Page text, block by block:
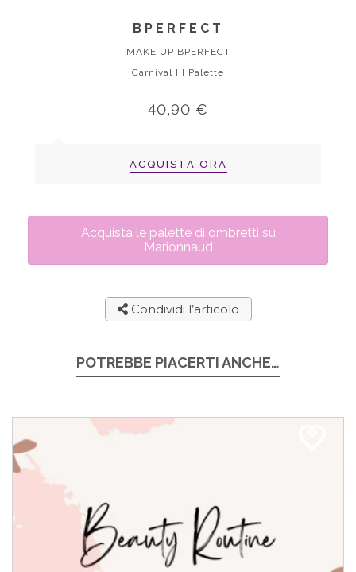
BPERFECT
MAKE UP BPERFECT
Carnival III Palette
40,90 €
ACQUISTA ORA
Acquista le palette di ombretti su
Marionnaud
Condividi l’articolo
POTREBBE PIACERTI ANCHE…